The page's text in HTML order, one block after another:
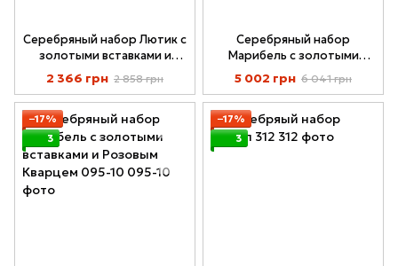
Серебряный набор Лютик с
золотыми вставками и
Александритами 114
2 366 грн 2 858 грн
Серебряный набор
Марибель с золотыми
вставками и Сердоликом
095
5 002 грн 6 041 грн
−17%
3
−17%
3